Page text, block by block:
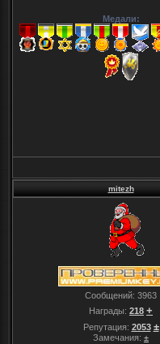
Медали:
mitezh
Сообщений: 3963
Награды: 218 +
Репутация: 2053 ±
Замечания: ±